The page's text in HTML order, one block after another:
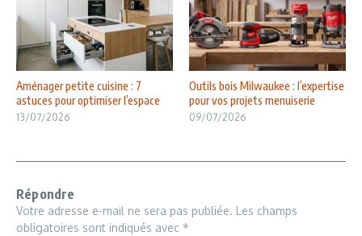
Aménager petite cuisine : 7
astuces pour optimiser l’espace
13/07/2026
Outils bois Milwaukee : l’expertise
pour vos projets menuiserie
09/07/2026
Répondre
Votre adresse e-mail ne sera pas publiée. Les champs
obligatoires sont indiqués avec *